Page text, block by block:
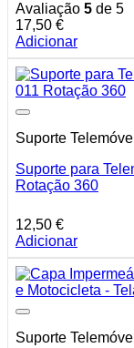
Avaliação 5 de 5
17,50 €
Adicionar
Suporte
Suporte para
Rotação 360
12,50 €
Adicionar
Suporte